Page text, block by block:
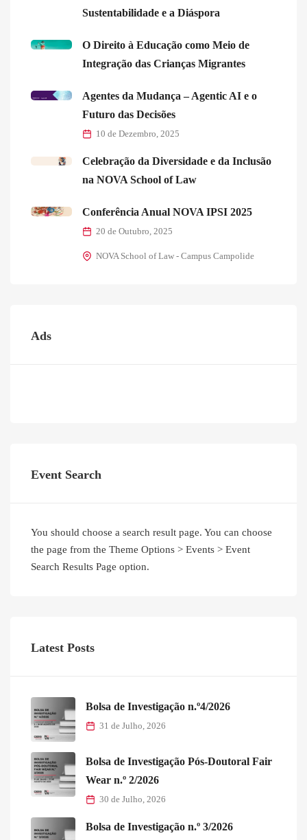
Sustentabilidade e a Diáspora
O Direito à Educação como Meio de
Integração das Crianças Migrantes
Agentes da Mudança – Agentic AI e o
Futuro das Decisões
10 de Dezembro, 2025
Celebração da Diversidade e da Inclusão
na NOVA School of Law
Conferência Anual NOVA IPSI 2025
20 de Outubro, 2025
NOVA School of Law - Campus Campolide
Ads
Event Search
You should choose a search result page. You can choose
the page from the Theme Options > Events > Event
Search Results Page option.
Latest Posts
Bolsa de Investigação n.º4/2026
31 de Julho, 2026
Bolsa de Investigação Pós-Doutoral Fair
Wear n.º 2/2026
30 de Julho, 2026
Bolsa de Investigação n.º 3/2026